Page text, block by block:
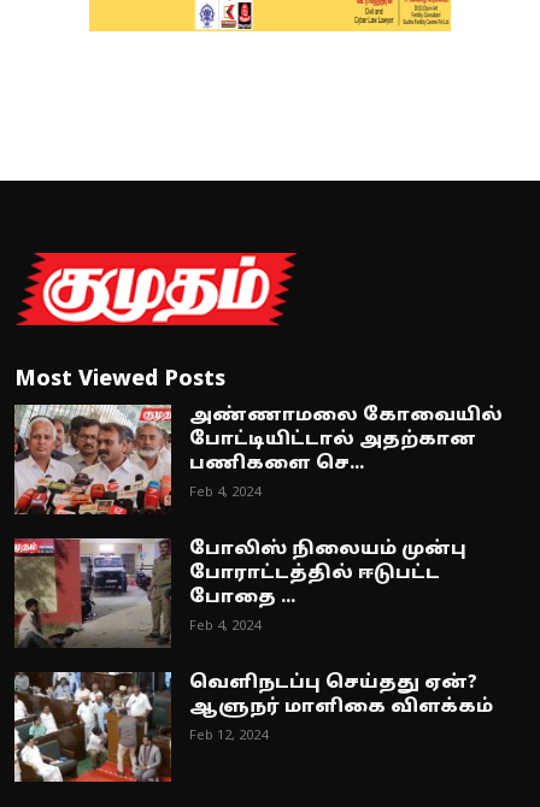
Most Viewed Posts
அண்ணாமலை கோவையில்
போட்டியிட்டால் அதற்கான
பணிகளை செ...
Feb 4, 2024
போலிஸ் நிலையம் முன்பு
போராட்டத்தில் ஈடுபட்ட
போதை ...
Feb 4, 2024
வெளிநடப்பு செய்தது ஏன்?
ஆளுநர் மாளிகை விளக்கம்
Feb 12, 2024